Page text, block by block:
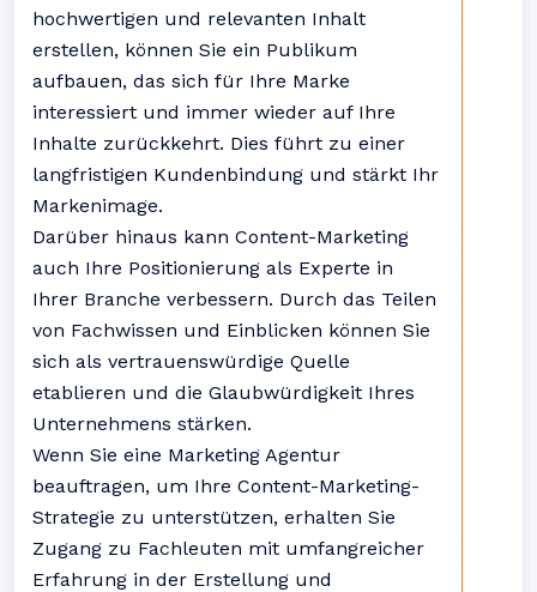
hochwertigen und relevanten Inhalt
erstellen, können Sie ein Publikum
aufbauen, das sich für Ihre Marke
interessiert und immer wieder auf Ihre
Inhalte zurückkehrt. Dies führt zu einer
langfristigen Kundenbindung und stärkt Ihr
Markenimage.
Darüber hinaus kann Content-Marketing
auch Ihre Positionierung als Experte in
Ihrer Branche verbessern. Durch das Teilen
von Fachwissen und Einblicken können Sie
sich als vertrauenswürdige Quelle
etablieren und die Glaubwürdigkeit Ihres
Unternehmens stärken.
Wenn Sie eine Marketing Agentur
beauftragen, um Ihre Content-Marketing-
Strategie zu unterstützen, erhalten Sie
Zugang zu Fachleuten mit umfangreicher
Erfahrung in der Erstellung und